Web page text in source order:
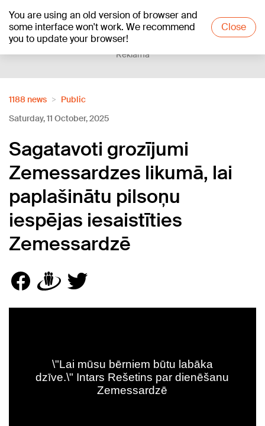
You are using an old version of browser and
some interface won't work. We recommend
you to update your browser!
Close
+16°C
Reklāma
1188 news
Public
Saturday, 11 October, 2025
Sagatavoti grozījumi
Zemessardzes likumā, lai
paplašinātu pilsoņu
iespējas iesaistīties
Zemessardzē